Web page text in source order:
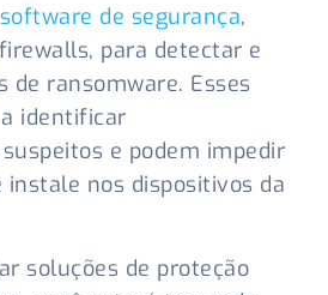
de segurança,
para detectar e
de ransomware. Esses
identificar
e podem impedir
instale nos dispositivos da
soluções de proteção